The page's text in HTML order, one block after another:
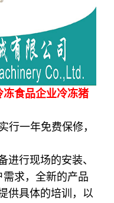
食品企业冷冻猪
一年免费保修，
行现场的安装、
求，全新的产品
具体的培训，以